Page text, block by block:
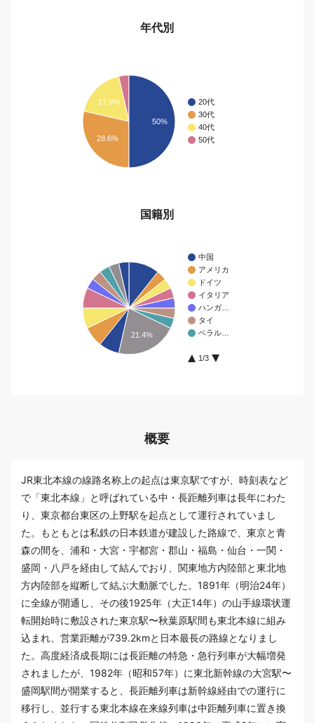
年代別
20代
30代
40代
50代
17.9%
28.6%
50%
国籍別
中国
アメリカ
ドイツ
イタリア
ハンガ…
タイ
ベラル…
1/3
21.4%
概要
JR東北本線の線路名称上の起点は東京駅ですが、時刻表など
で「東北本線」と呼ばれている中・長距離列車は長年にわた
り、東京都台東区の上野駅を起点として運行されていまし
た。もともとは私鉄の日本鉄道が建設した路線で、東京と青
森の間を、浦和・大宮・宇都宮・郡山・福島・仙台・一関・
盛岡・八戸を経由して結んでおり、関東地方内陸部と東北地
方内陸部を縦断して結ぶ大動脈でした。1891年（明治24年）
に全線が開通し、その後1925年（大正14年）の山手線環状運
転開始時に敷設された東京駅〜秋葉原駅間も東北本線に組み
込まれ、営業距離が739.2kmと日本最長の路線となりまし
た。高度経済成長期には長距離の特急・急行列車が大幅増発
されましたが、1982年（昭和57年）に東北新幹線の大宮駅〜
盛岡駅間が開業すると、長距離列車は新幹線経由での運行に
移行し、並行する東北本線在来線列車は中距離列車に置き換